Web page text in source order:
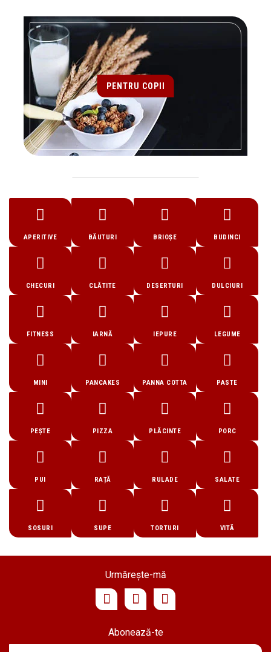
APERITIVE BĂUTURI BRIOȘE BUDINCI
CHECURI CLĂTITE DESERTURI DULCIURI
FITNESS IARNĂ IEPURE LEGUME
MINI PANCAKES PANNA COTTA PASTE
PEȘTE PIZZA PLĂCINTE PORC
PUI RAȚĂ RULADE SALATE
SOSURI SUPE TORTURI VITĂ
PENTRU COPII
Abonează-te
Urmărește-mă